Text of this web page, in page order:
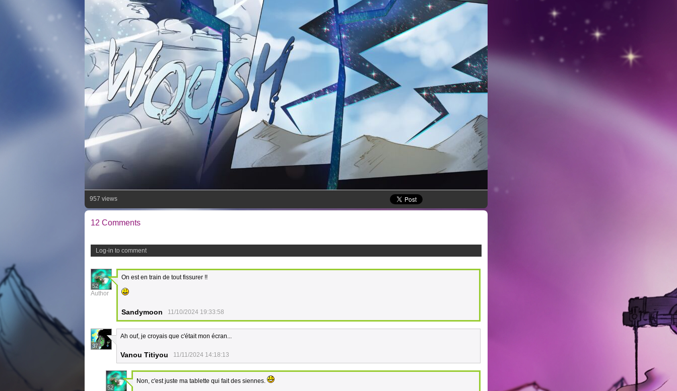
957 views
12 Comments
Log-in to comment
52
Author
On est en train de tout fissurer !!
Sandymoon 11/10/2024 19:33:58
37
Ah ouf, je croyais que c'était mon écran...
Vanou Titiyou 11/11/2024 14:18:13
52
Non, c'est juste ma tablette qui fait des siennes.